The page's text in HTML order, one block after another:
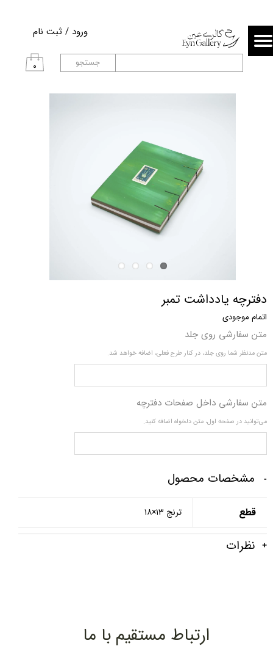
۰
ورود / ثبت نام
حساب کاربری من
تغییر گذر واژه
جستجو
دفترچه یادداشت تمبر
اتمام موجودی
متن سفارشی روی جلد
متن مدنظر شما روی جلد، در کنار طرح فعلی، اضافه خواهد شد.
متن سفارشی داخل صفحات دفترچه
می‌توانید در صفحه اول، متن دلخواه اضافه کنید.
مشخصات محصول
قطع ترنج ۱۳×۱۸
نظرات
ارتباط مستقیم با ما